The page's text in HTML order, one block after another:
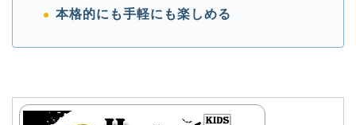
本格的にも手軽にも楽しめる